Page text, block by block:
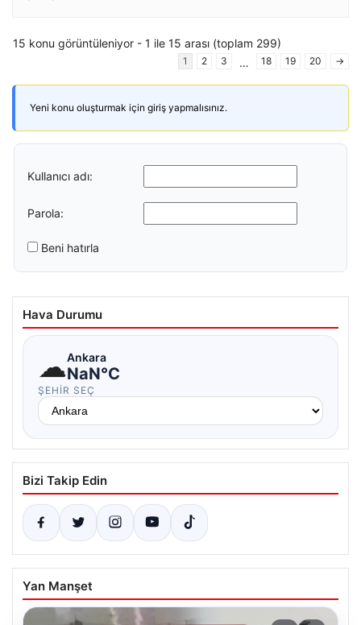
15 konu görüntüleniyor - 1 ile 15 arası (toplam 299)
1 2 3 … 18 19 20 →
Yeni konu oluşturmak için giriş yapmalısınız.
Kullanıcı adı:
Parola:
Beni hatırla
Hava Durumu
☁Ankara
NaN°C
ŞEHIR SEÇ
Bizi Takip Edin
Yan Manşet